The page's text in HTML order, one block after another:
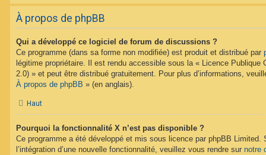
À propos de phpBB
Qui a développé ce logiciel de forum de discussions ?
Ce programme (dans sa forme non modifiée) est produit et distribué par
légitime propriétaire. Il est rendu accessible sous la « Licence Publique
2.0) » et peut être distribué gratuitement. Pour plus d’informations,
À propos de phpBB » (en anglais).
Haut
Pourquoi la fonctionnalité X n’est pas disponible ?
Ce programme a été développé et mis sous licence par phpBB Limited.
l’intégration d’une nouvelle fonctionnalité, veuillez vous rendre sur notre